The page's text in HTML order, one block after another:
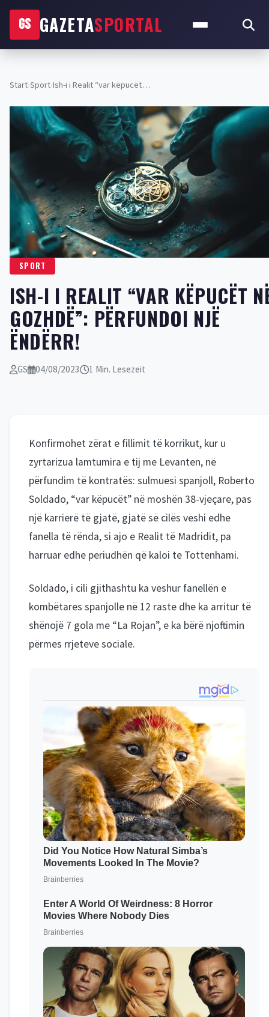
GS GAZETASPORTAL
Start›Sport›Ish-i i Realit “var këpucët…
SPORT
ISH-I I REALIT “VAR KËPUCËT
GOZHDË”: PËRFUNDOI NJË
ËNDËRR!
GS 04/08/2023 1 Min. Lesezeit
Konfirmohet zërat e fillimit të korrikut, kur u
zyrtarizua lamtumira e tij me Levanten, në
përfundim të kontratës: sulmuesi spanjoll, Roberto
Soldado, “var këpucët” në moshën 38-vjeçare, pas
një karrierë të gjatë, gjatë së cilës veshi edhe
fanella të rënda, si ajo e Realit të Madridit, pa
harruar edhe periudhën që kaloi te Tottenhami.
Soldado, i cili gjithashtu ka veshur fanellën e
kombëtares spanjolle në 12 raste dhe ka arritur të
shënojë 7 gola me “La Rojan”, e ka bërë njoftimin
përmes rrjeteve sociale.